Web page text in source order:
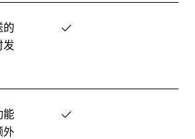
的
发
✓
能
外
✓